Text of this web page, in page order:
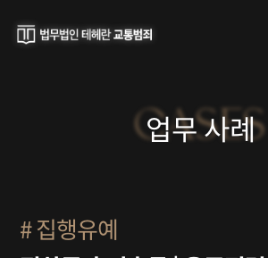
CASES
업무 사례
집행유예